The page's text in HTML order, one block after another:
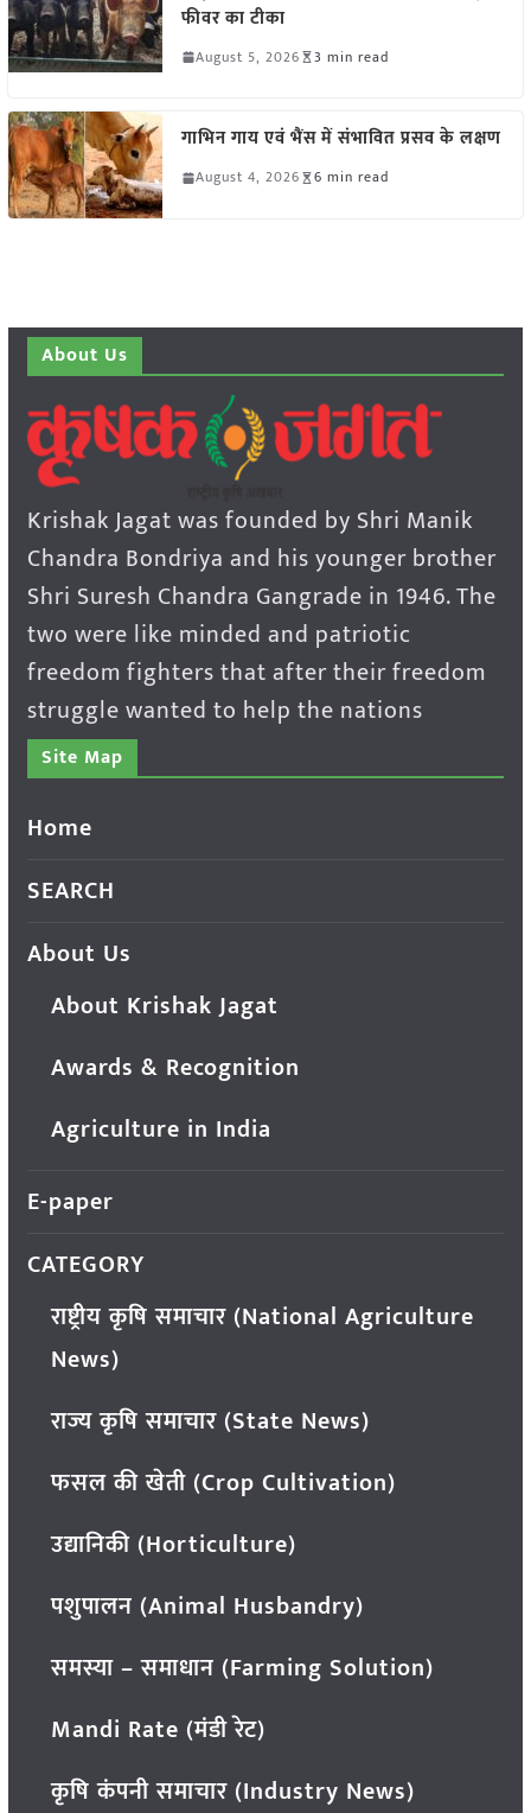
फीवर का टीका
August 5, 2026 3 min read
गाभिन गाय एवं भैंस में संभावित प्रसव के लक्षण
August 4, 2026 6 min read
About Us
Krishak Jagat was founded by Shri Manik
Chandra Bondriya and his younger brother
Shri Suresh Chandra Gangrade in 1946. The
two were like minded and patriotic
freedom fighters that after their freedom
struggle wanted to help the nations
Site Map
Home
SEARCH
About Us
About Krishak Jagat
Awards & Recognition
Agriculture in India
E-paper
CATEGORY
राष्ट्रीय कृषि समाचार (National Agriculture
News)
राज्य कृषि समाचार (State News)
फसल की खेती (Crop Cultivation)
उद्यानिकी (Horticulture)
पशुपालन (Animal Husbandry)
समस्या – समाधान (Farming Solution)
Mandi Rate (मंडी रेट)
कृषि कंपनी समाचार (Industry News)